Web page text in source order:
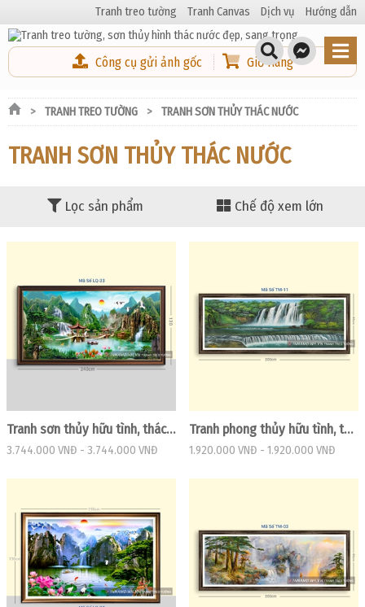
Tranh treo tường Tranh Canvas Dịch vụ Hướng dẫn
Công cụ gửi ảnh gốc Giỏ Hàng
TRANH TREO TƯỜNG TRANH SƠN THỦY THÁC NƯỚC
TRANH SƠN THỦY THÁC NƯỚC
Lọc sản phẩm Chế độ xem lớn
Tranh sơn thủy hữu tình, thác nước và cây
3.744.000 VNĐ - 3.744.000 VNĐ
Tranh phong thủy hữu tình, thác nước chảy đẹp
1.920.000 VNĐ - 1.920.000 VNĐ